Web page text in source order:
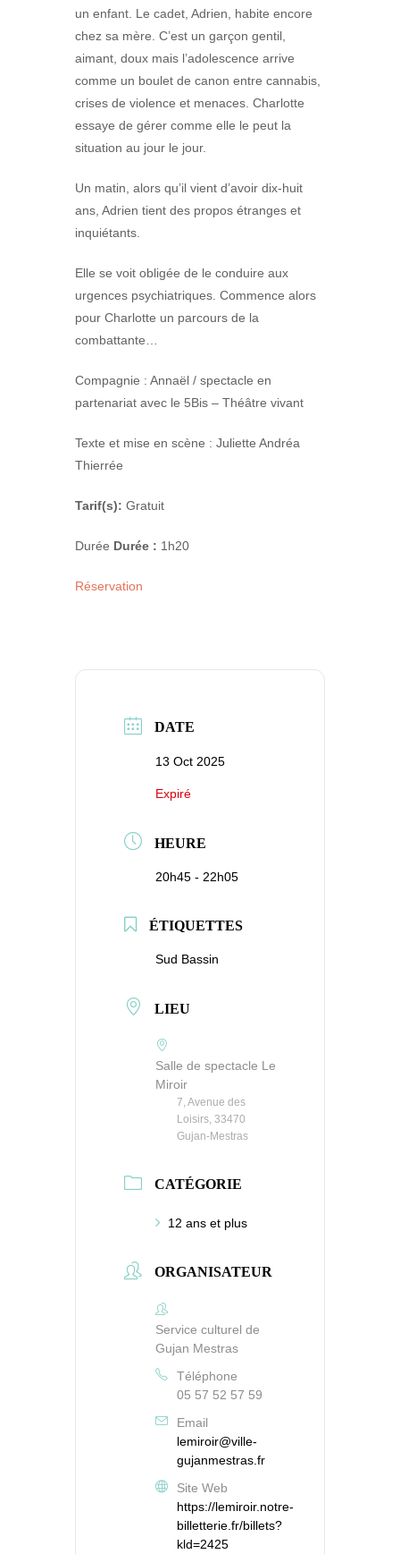
un enfant. Le cadet, Adrien, habite encore
chez sa mère. C’est un garçon gentil,
aimant, doux mais l’adolescence arrive
comme un boulet de canon entre cannabis,
crises de violence et menaces. Charlotte
essaye de gérer comme elle le peut la
situation au jour le jour.
Un matin, alors qu’il vient d’avoir dix-huit
ans, Adrien tient des propos étranges et
inquiétants.
Elle se voit obligée de le conduire aux
urgences psychiatriques. Commence alors
pour Charlotte un parcours de la
combattante…
Compagnie : Annaël / spectacle en
partenariat avec le 5Bis – Théâtre vivant
Texte et mise en scène : Juliette Andréa
Thierrée
Tarif(s): Gratuit
Durée Durée : 1h20
Réservation
DATE
13 Oct 2025
Expiré
HEURE
20h45 - 22h05
ÉTIQUETTES
Sud Bassin
LIEU
Salle de spectacle Le
Miroir
7, Avenue des
Loisirs, 33470
Gujan-Mestras
CATÉGORIE
12 ans et plus
ORGANISATEUR
Service culturel de
Gujan Mestras
Téléphone
05 57 52 57 59
Email
lemiroir@ville-
gujanmestras.fr
Site Web
https://lemiroir.notre-
billetterie.fr/billets?
kld=2425